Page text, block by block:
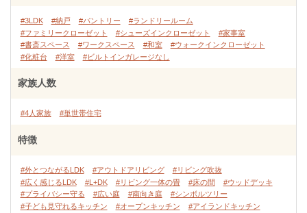
#3LDK #納戸 #パントリー
#ランドリールーム
#ファミリークローゼット
#シューズインクローゼット
#家事室
#書斎スペース
#ワークスペース #和室
#ウォークインクローゼット
#化粧台
#洋室 #ビルトインガレージなし
家族人数
#4人家族 #単世帯住宅
特徴
#外とつながるLDK #アウトドアリビング
#リビング吹抜
#広く感じるLDK
#L+DK #リビング一体の畳 #床の間
#ウッドデッキ
#プライバシー守る
#広い庭 #南向き庭
#シンボルツリー
#子ども見守れるキッチン
#オープンキッチン
#アイランドキッチン